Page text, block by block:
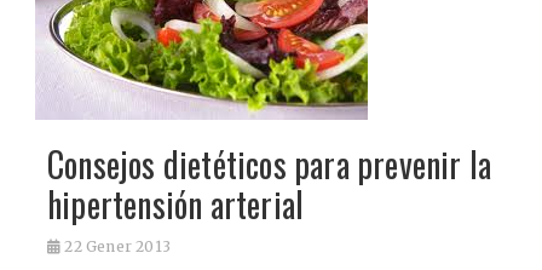
Consejos dietéticos para prevenir la
hipertensión arterial
22 Gener 2013